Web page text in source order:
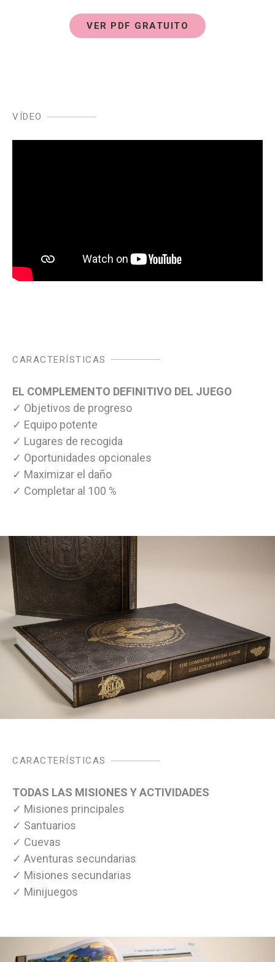
VER PDF GRATUITO
VÍDEO
CARACTERÍSTICAS
EL COMPLEMENTO DEFINITIVO DEL JUEGO
✓ Objetivos de progreso
✓ Equipo potente
✓ Lugares de recogida
✓ Oportunidades opcionales
✓ Maximizar el daño
✓ Completar al 100 %
CARACTERÍSTICAS
TODAS LAS MISIONES Y ACTIVIDADES
✓ Misiones principales
✓ Santuarios
✓ Cuevas
✓ Aventuras secundarias
✓ Misiones secundarias
✓ Minijuegos